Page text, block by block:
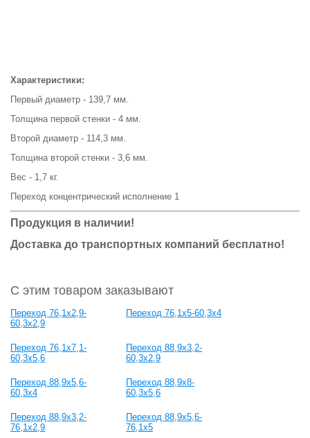
Характеристики:
Первый диаметр - 139,7 мм.
Толщина первой стенки - 4 мм.
Второй диаметр - 114,3 мм.
Толщина второй стенки - 3,6 мм.
Вес - 1,7 кг.
Переход концентрический исполнение 1
Продукция в наличии!
Доставка до транспортных компаний бесплатно!
С этим товаром заказывают
Переход 76,1x2,9-
60,3x2,9
Переход 76,1x5-60,3x4
Переход 76,1x7,1-
60,3x5,6
Переход 88,9x3,2-
60,3x2,9
Переход 88,9x5,6-
60,3x4
Переход 88,9x8-
60,3x5,6
Переход 88,9x3,2-
76,1x2,9
Переход 88,9x5,6-
76,1x5